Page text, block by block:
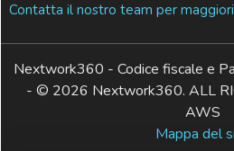
Contatta il nostro team per
Nextwork360 - Codice fiscale e
- © 2026 Nextwork360. ALL
AWS
Mappa del